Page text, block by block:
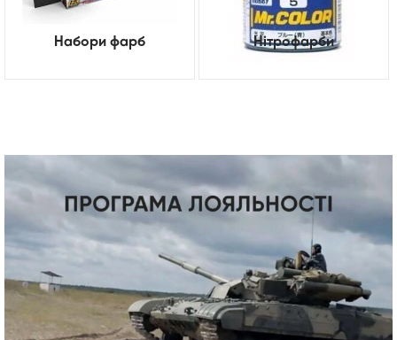
Набори фарб Нітрофарби